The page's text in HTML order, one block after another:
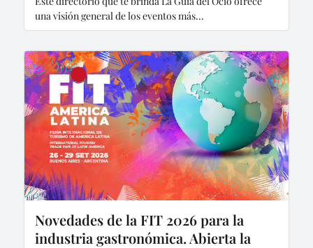
una visión general de los eventos más...
Novedades de la FIT 2026 para la
industria gastronómica. Abierta la